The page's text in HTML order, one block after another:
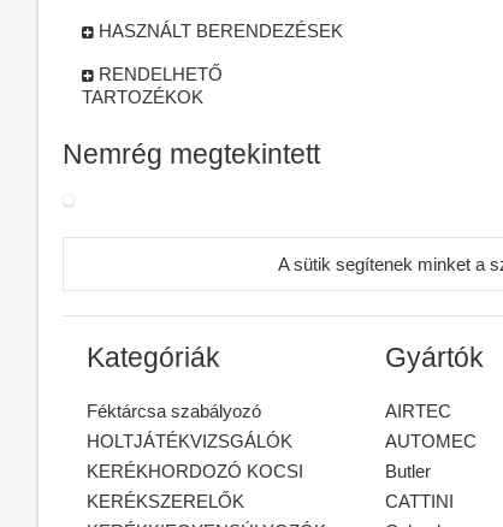
HASZNÁLT BERENDEZÉSEK
RENDELHETŐ
TARTOZÉKOK
Nemrég megtekintett
A sütik segítenek minket a
Kategóriák
Féktárcsa szabályozó
HOLTJÁTÉKVIZSGÁLÓK
KERÉKHORDOZÓ KOCSI
KERÉKSZERELŐK
Gyártók
AIRTEC
AUTOMEC
Butler
CATTINI